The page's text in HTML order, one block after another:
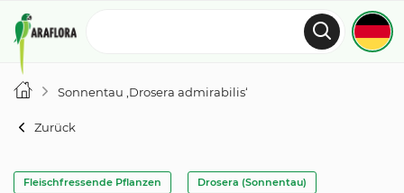
Sonnentau ‚Drosera admirabilis‘
Zurück
Fleischfressende Pflanzen Drosera (Sonnentau)